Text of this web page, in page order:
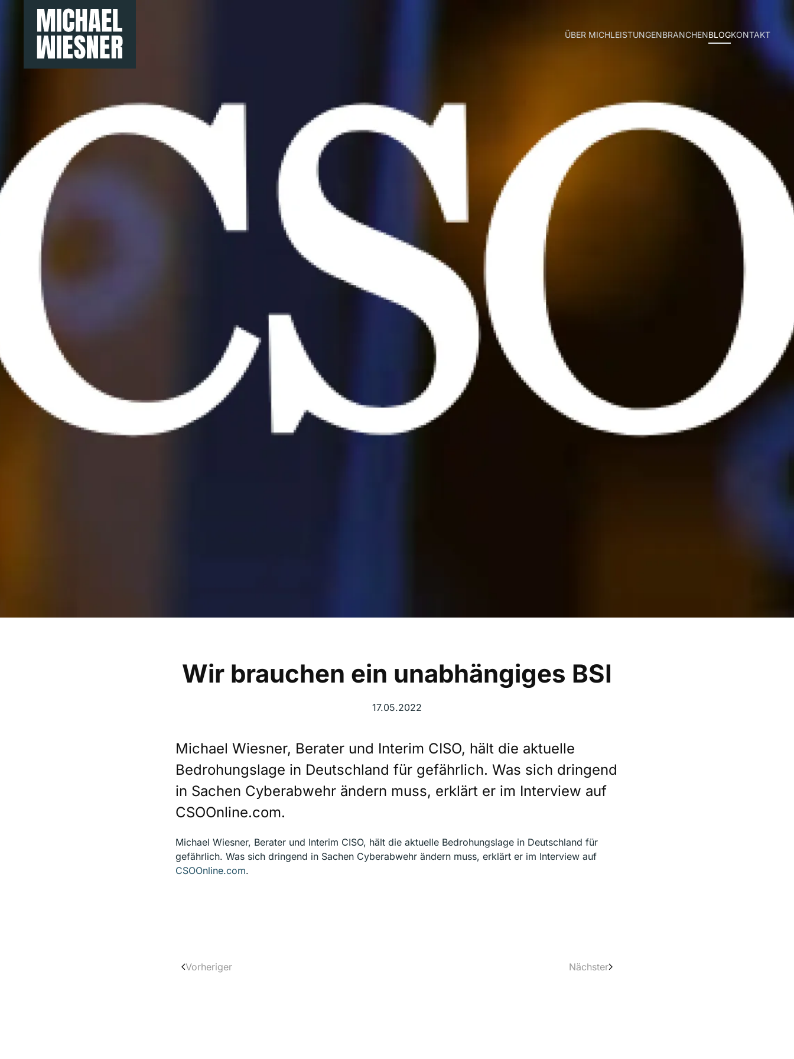
ÜBER MICHLEISTUNGENBRANCHENBLOGKONTAKT
Wir brauchen ein unabhängiges BSI
17.05.2022
Michael Wiesner, Berater und Interim CISO, hält die aktuelle
Bedrohungslage in Deutschland für gefährlich. Was sich dringend
in Sachen Cyberabwehr ändern muss, erklärt er im Interview auf
CSOOnline.com.
Michael Wiesner, Berater und Interim CISO, hält die aktuelle Bedrohungslage in Deutschland für
gefährlich. Was sich dringend in Sachen Cyberabwehr ändern muss, erklärt er im Interview auf
CSOOnline.com.
Vorheriger Nächster